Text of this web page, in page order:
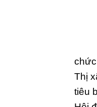
Thị
tiêu